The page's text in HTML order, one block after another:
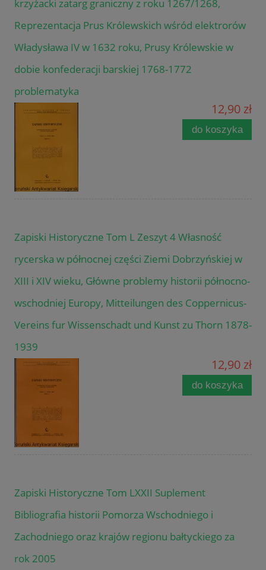
krzyżacki zatarg graniczny z roku 1267/1268,
Reprezentacja Prus Królewskich wśród elektrorów
Władysława IV w 1632 roku, Prusy Królewskie w
dobie konfederacji barskiej 1768-1772
problematyka
12,90 zł
do koszyka
Zapiski Historyczne Tom L Zeszyt 4 Własność
rycerska w północnej części Ziemi Dobrzyńskiej w
XIII i XIV wieku, Główne problemy historii północno-
wschodniej Europy, Mitteilungen des Coppernicus-
Vereins fur Wissenschadt und Kunst zu Thorn 1878-
1939
12,90 zł
do koszyka
Zapiski Historyczne Tom LXXII Suplement
Bibliografia historii Pomorza Wschodniego i
Zachodniego oraz krajów regionu bałtyckiego za
rok 2005